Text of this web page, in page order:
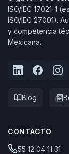
ISO/IEC 17021-1
ISO/IEC 27001).
y competencia
Mexicana.
Blog
CONTACTO
55 12 04 11 31